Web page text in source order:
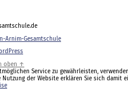
Arnim-Gesamtschule
oben ↑
Service zu gewährleisten,
Nutzung der Website erklären Sie sich damit